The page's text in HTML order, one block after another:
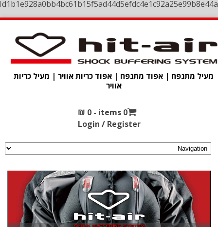
מעיל מתנפח | אפוד מתנפח | אפוד כריות אוויר | מעיל כריות
אוויר
0 items -
₪ 0
Login / Register